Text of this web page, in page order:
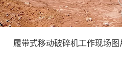
履带式移动破碎机工作现场图